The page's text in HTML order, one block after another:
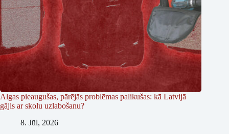
Algas pieaugušas, pārējās problēmas palikušas: kā Latvijā
gājis ar skolu uzlabošanu?
8. Jūl, 2026